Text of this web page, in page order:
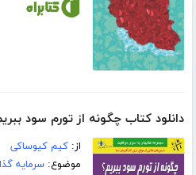
دانلود کتاب چگونه از تورم سود
از:کیم کیوساکی
موضوع:سرمایه